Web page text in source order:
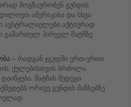
მოგზაურობენ გუნდის
ამერიკასა და სხვა
ავსტრალიელები აქტიურად
გამართულ პირველ მატჩზე
– რადგან ჯგუფში ერთ-ერთი
ქულებისთვის ბრძოლა
მატჩის შედეგი
ორივე გუნდის შანსებზე